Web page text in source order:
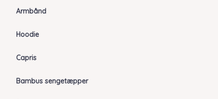
Armbånd
Hoodie
Capris
Bambus sengetæpper